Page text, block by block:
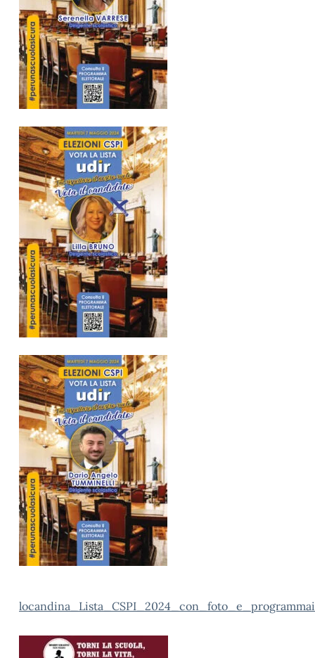
locandina_Lista_CSPI_2024_con_foto_e_programma